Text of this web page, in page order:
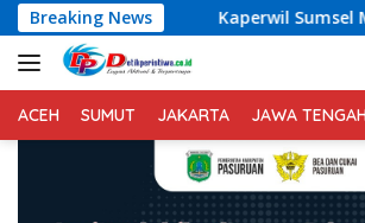
Langsung
ke
konten
Breaking News
Kaperwil Sumsel Media
ACEH SUMUT JAKARTA JAWA TENGAH